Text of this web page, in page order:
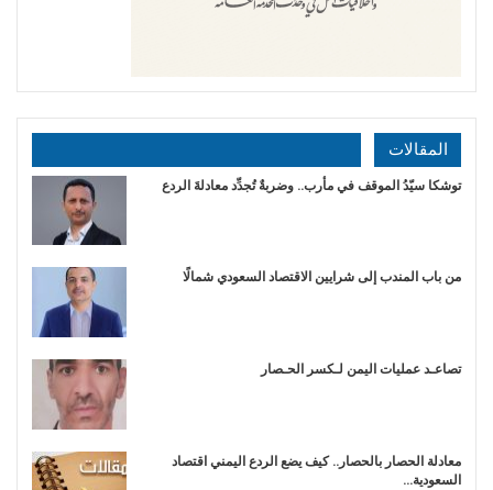
المقالات
توشكا سيّدُ الموقف في مأرب.. وضربةٌ تُجدِّد معادلةَ الردع
من باب المندب إلى شرايين الاقتصاد السعودي شمالًا
تصاعـد عمليات اليمن لـكسر الحـصار
معادلة الحصار بالحصار.. كيف يضع الردع اليمني اقتصاد
السعودية…